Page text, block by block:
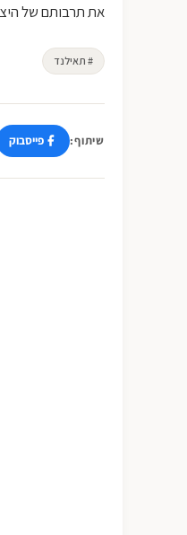
את תרבותם של
# תאילנד
שיתוף: פייסבוק